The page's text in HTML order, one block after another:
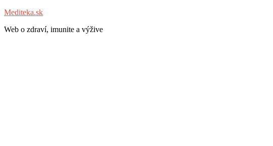
Mediteka.sk
Web o zdraví, imunite a výžive